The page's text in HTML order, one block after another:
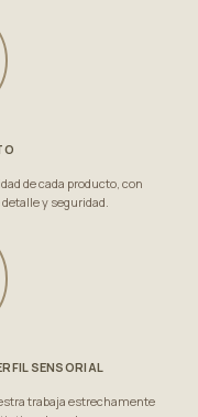
de cada producto, con
y seguridad.
SENSORIAL
trabaja estrechamente